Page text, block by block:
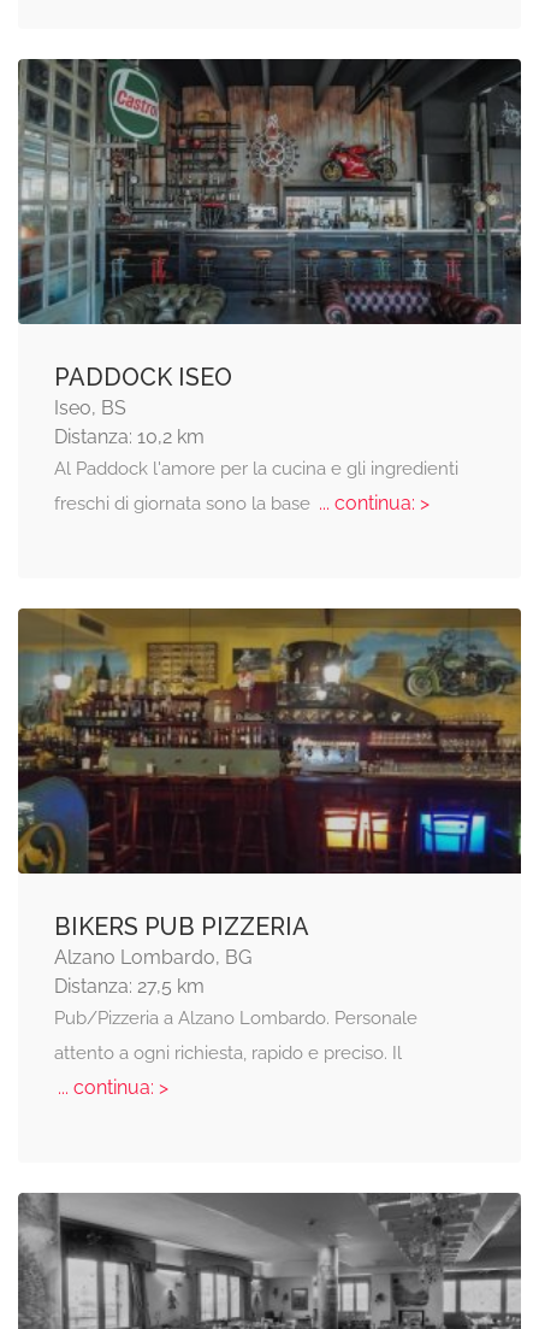
PADDOCK ISEO
Iseo, BS
Distanza: 10,2 km
Al Paddock l'amore per la cucina e gli ingredienti
freschi di giornata sono la base... continua: >
BIKERS PUB PIZZERIA
Alzano Lombardo, BG
Distanza: 27,5 km
Pub/Pizzeria a Alzano Lombardo. Personale
attento a ogni richiesta, rapido e preciso. Il
... continua: >